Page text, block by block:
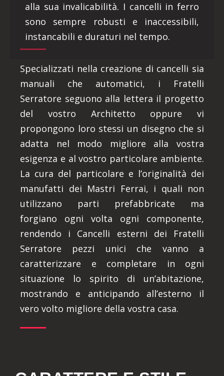
alla sua invalicabilità. I cancelli in ferro
sono sempre robusti e inaccessibili,
instancabili e duraturi nel tempo.
Specializzati nella creazione di cancelli sia
manuali che automatici, i Fratelli
Serratore seguono alla lettera il progetto
del vostro Architetto oppure vi
propongono loro stessi un disegno che si
adatta nel modo migliore alla vostra
esigenza e al vostro particolare ambiente.
La cura del particolare e l’originalità dei
manufatti dei Mastri Ferrai, i quali non
utilizzano parti prefabbricate ma
forgiano ogni volta ogni componente,
rendendo i Cancelli esterni dei Fratelli
Serratore pezzi unici che vanno a
caratterizzare e completare in ogni
situazione lo spirito di un’abitazione,
mostrando e anticipando all’esterno il
vero volto migliore della vostra casa.